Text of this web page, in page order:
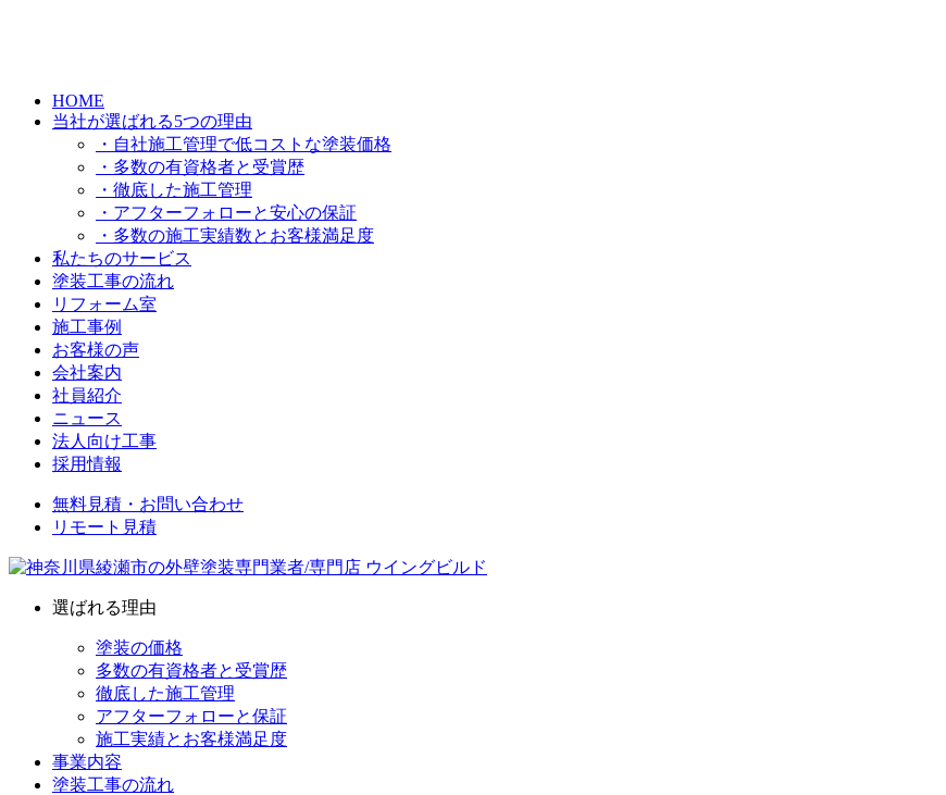
HOME
当社が選ばれる5つの理由
・自社施工管理で低コストな塗装価格
・多数の有資格者と受賞歴
・徹底した施工管理
・アフターフォローと安心の保証
・多数の施工実績数とお客様満足度
私たちのサービス
塗装工事の流れ
リフォーム室
施工事例
お客様の声
会社案内
社員紹介
ニュース
法人向け工事
採用情報
無料見積・お問い合わせ
リモート見積
選ばれる理由
塗装の価格
多数の有資格者と受賞歴
徹底した施工管理
アフターフォローと保証
施工実績とお客様満足度
事業内容
塗装工事の流れ